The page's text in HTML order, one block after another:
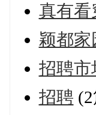
真有看
颖都家
招聘市
招聘